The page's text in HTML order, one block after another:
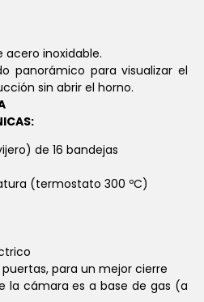
inoxidable.
panorámico para visualizar el
sin abrir el horno.
de 16 bandejas
(termostato 300 ºC)
para un mejor cierre
la cámara es a base de gas (a